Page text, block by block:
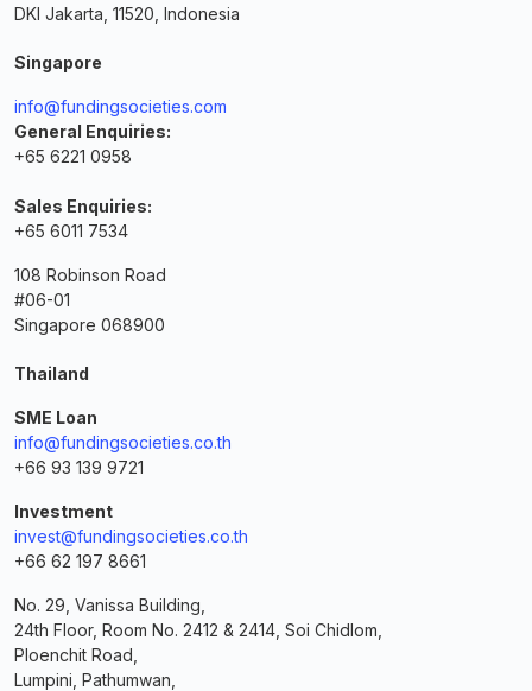
DKI Jakarta, 11520, Indonesia
Singapore
info@fundingsocieties.com
General Enquiries:
+65 6221 0958
Sales Enquiries:
+65 6011 7534
108 Robinson Road
#06-01
Singapore 068900
Thailand
SME Loan
info@fundingsocieties.co.th
+66 93 139 9721
Investment
invest@fundingsocieties.co.th
+66 62 197 8661
No. 29, Vanissa Building,
24th Floor, Room No. 2412 & 2414, Soi Chidlom,
Ploenchit Road,
Lumpini, Pathumwan,